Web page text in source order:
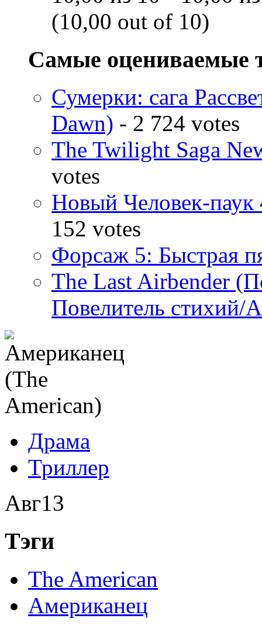
(10,00 out of 10)
Самые оцениваемые
Сумерки: cага
Dawn) - 2 724 votes
The Twilight Saga
votes
Новый Человек-
152 votes
Форсаж 5: Быстрая
The Last Airbender
Повелитель стихий/
Драма
Триллер
Авг13
Тэги
The American
Американец